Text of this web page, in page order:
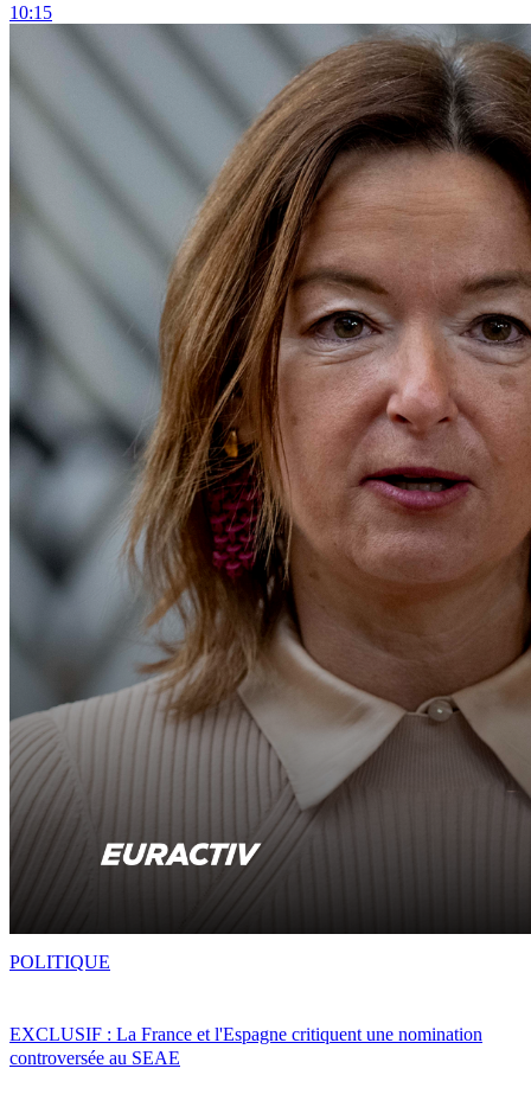
10:15
EXCLUSIF : La France et l'Espagne critiquent une nomination
controversée au SEAE
POLITIQUE